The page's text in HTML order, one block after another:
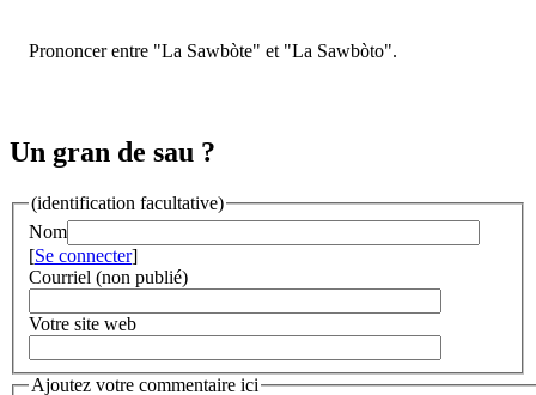
Prononcer entre "La Sawbòte" et "La Sawbòto".
Un gran de sau ?
(identification facultative)
Nom
[Se connecter]
Courriel (non publié)
Votre site web
Ajoutez votre commentaire ici